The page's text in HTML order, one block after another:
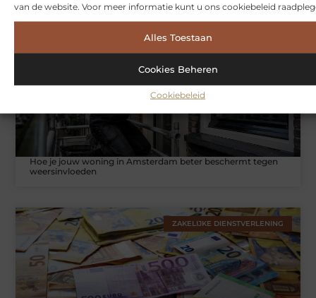
van de website. Voor meer informatie kunt u ons cookiebeleid
Alles Toestaan
Cookies Beheren
Cookiebeleid
Hoe je jouw woning in Amsterdam beter beschermt tegen
weersinvloeden
ZAKELIJKE DIENSTVERLENING